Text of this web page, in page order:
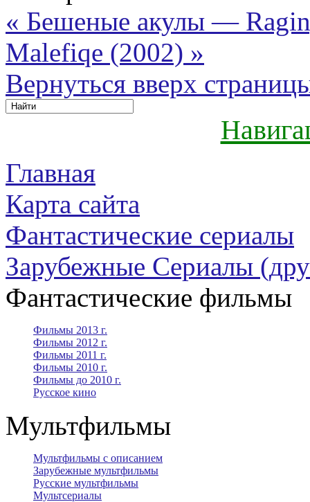
« Бешеные акулы —
Malefiqe (2002) »
Вернуться вверх
Главная
Карта сайта
Фантастические сериалы
Зарубежные Сериалы
Фантастические фильмы
Фильмы 2013 г.
Фильмы 2012 г.
Фильмы 2011 г.
Фильмы 2010 г.
Фильмы до 2010 г.
Русское кино
Мультфильмы
Мультфильмы с описанием
Зарубежные мультфильмы
Русские мультфильмы
Мультсериалы